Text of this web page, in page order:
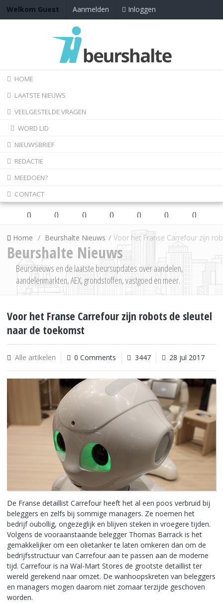
Welkom Guest Aanmelden Inloggen
HOME
LAATSTE NIEUWS
VEELGESTELDE VRAGEN
WORD LID
NIEUWSBRIEF
REDACTIE
MEEDOEN?
CONTACT
() () () () () ()
Home Beurshalte Nieuws Voor het Franse Carrefour zijn
Beurshalte Nieuws
Beursnieuws en de laatste beursupdates over aandelen,
aandelenmarkten, AEX, grondstoffen, vastgoed en meer.
Voor het Franse Carrefour zijn robots de sleutel
naar de toekomst
Alle artikelen 0 Comments 3447 28 jul 2017
De Franse detaillist Carrefour heeft het al een poos verbruid bij
beleggers en zelfs bij sommige managers. Ze noemen het
bedrijf oubollig, ongezeglijk en blijven steken in vroegere tijden.
Volgens de vooraanstaande belegger Thomas Barrack is het
gemakkelijker om een olietanker te laten omkeren dan om de
bedrijfsstructuur van Carrefour aan te passen aan de moderne
tijd. Carrefour is na Wal-Mart Stores de grootste detaillist ter
wereld gerekend naar omzet. De wanhoopskreten van beleggers
en managers mogen daarom niet zomaar terzijde geschoven
worden.